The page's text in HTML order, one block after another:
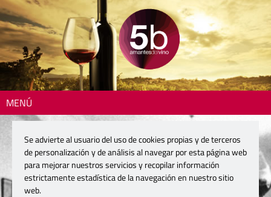
MENÚ
Se advierte al usuario del uso de cookies propias y de terceros
de personalización y de análisis al navegar por esta página web
para mejorar nuestros servicios y recopilar información
estrictamente estadística de la navegación en nuestro sitio
web.